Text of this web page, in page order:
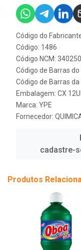
Código do
Código: 1486
Código NCM:
Código de Barras
Código de Barras
Embalagem: CX
Marca: YPE
Fornecedor:
cadastre-
Produtos